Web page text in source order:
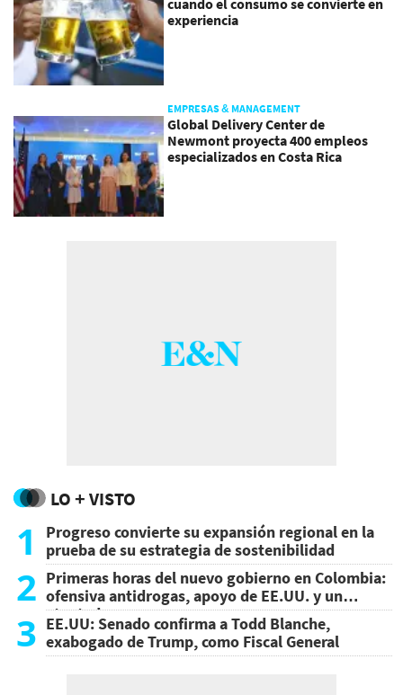
cuando el consumo se convierte en
experiencia
EMPRESAS & MANAGEMENT
Global Delivery Center de
Newmont proyecta 400 empleos
especializados en Costa Rica
LO + VISTO
1
Progreso convierte su expansión regional en la
prueba de su estrategia de sostenibilidad
2 Primeras horas del nuevo gobierno en Colombia:
ofensiva antidrogas, apoyo de EE.UU. y un
atentado
3 EE.UU: Senado confirma a Todd Blanche,
exabogado de Trump, como Fiscal General